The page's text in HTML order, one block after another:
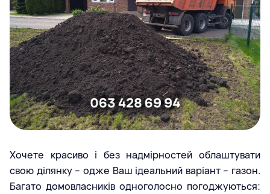
Хочете красиво і без надмірностей облаштувати
свою ділянку – одже Ваш ідеальний варіант – газон.
Багато домовласників одноголосно погоджуються: